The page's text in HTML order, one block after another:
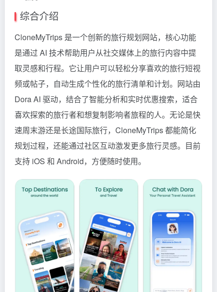
综合介绍
CloneMyTrips 是一个创新的旅行规划网站，核心功能
是通过 AI 技术帮助用户从社交媒体上的旅行内容中提
取灵感和行程。它让用户可以轻松分享喜欢的旅行短视
频或帖子，自动生成个性化的旅行清单和计划。网站由
Dora AI 驱动，结合了智能分析和实时优惠搜索，适合
喜欢探索的旅行者和想复制影响者旅程的人。无论是快
速周末游还是长途国际旅行，CloneMyTrips 都能简化
规划过程，还能通过社区互动激发更多旅行灵感。目前
支持 iOS 和 Android，方便随时使用。